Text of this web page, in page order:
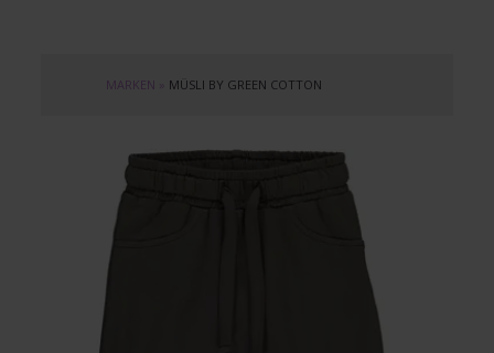
MARKEN MÜSLI BY GREEN COTTON